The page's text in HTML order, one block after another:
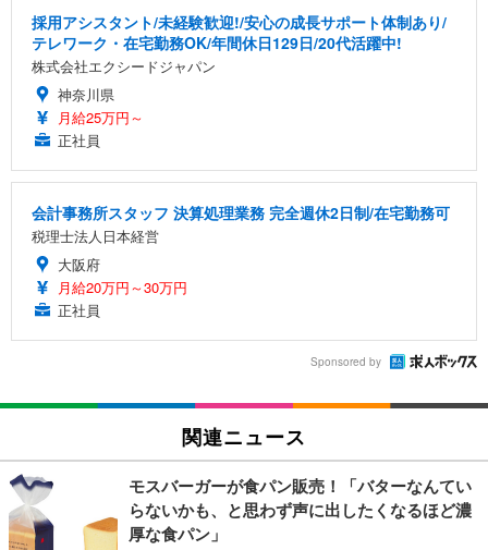
採用アシスタント/未経験歓迎!/安心の成長サポート体制あり/
テレワーク・在宅勤務OK/年間休日129日/20代活躍中!
株式会社エクシードジャパン
神奈川県
月給25万円～
正社員
会計事務所スタッフ 決算処理業務 完全週休2日制/在宅勤務可
税理士法人日本経営
大阪府
月給20万円～30万円
正社員
Sponsored by
関連ニュース
モスバーガーが食パン販売！「バターなんてい
らないかも、と思わず声に出したくなるほど濃
厚な食パン」